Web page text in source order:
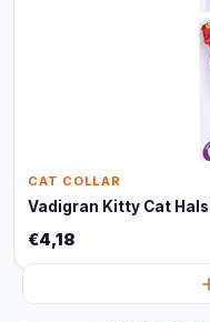
CAT COLLAR
Vadigran Kitty Cat
€4,18